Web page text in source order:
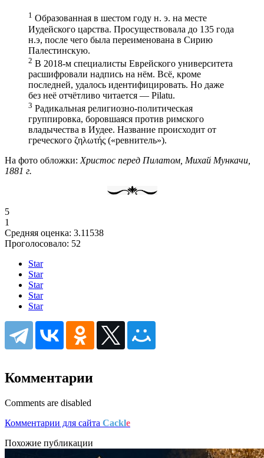
1 Образованная в шестом году н. э. на месте
Иудейского царства. Просуществовала до 135 года
н.э, после чего была переименована в Сирию
Палестинскую.
2 В 2018-м специалисты Еврейского университета
расшифровали надпись на нём. Всё, кроме
последней, удалось идентифицировать. Но даже
без неё отчётливо читается — Pilatu.
3 Радикальная религиозно-политическая
группировка, боровшаяся против римского
владычества в Иудее. Название происходит от
греческого ζηλωτής («ревнитель»).
На фото обложки: Христос перед Пилатом, Михай Мункачи,
1881 г.
5
1
Средняя оценка: 3.11538
Проголосовало: 52
Star
Star
Star
Star
Star
Комментарии
Comments are disabled
Комментарии для сайта Cackle
Похожие публикации